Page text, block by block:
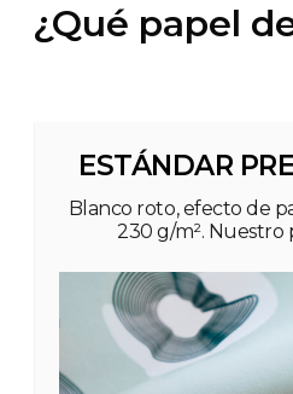
¿Qué papel
ESTÁNDAR
Blanco roto, efecto de
230 g/m². Nuestro